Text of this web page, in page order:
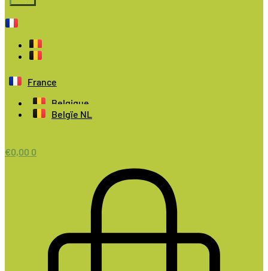
France
Belgique
Belgïe NL
€0,00 0